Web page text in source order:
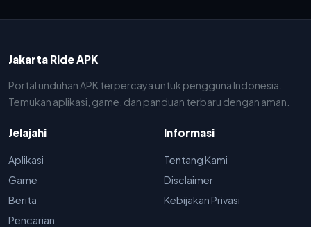
Jakarta Ride APK
Portal unduhan APK terpercaya untuk pengguna Indonesia.
Temukan aplikasi, game, dan panduan terbaru dengan aman.
Jelajahi
Aplikasi
Game
Berita
Pencarian
Informasi
Tentang Kami
Disclaimer
Kebijakan Privasi